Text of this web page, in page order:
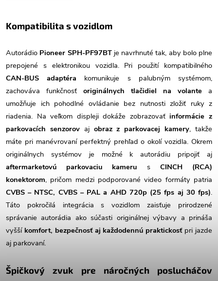
Kompatibilita s vozidlom
Autorádio Pioneer SPH-PF97BTje navrhnuté tak, aby bolo plne
prepojené s elektronikou vozidla. Pri použití kompatibilného
CAN-BUS adaptéra komunikuje s palubným systémom,
zachováva funkčnosť originálnych tlačidiel na volante a
umožňuje ich pohodlné ovládanie bez nutnosti zložiť ruky z
riadenia. Na veľkom displeji dokáže zobrazovaťinformácie z
parkovacích senzorovaj obraz z parkovacej kamery, takže
máte pri manévrovaní perfektný prehľad o okolí vozidla. Okrem
originálnych systémov je možné k autorádiu pripojiť aj
aftermarketovú parkovaciu kameru s CINCH (RCA)
konektorom, pričom medzi podporované video formáty patria
CVBS – NTSC, CVBS – PAL a AHD 720p (25 fps aj 30 fps).
Táto pokročilá integrácia s vozidlom zaisťuje prirodzené
správanie autorádia ako súčasti originálnej výbavy a prináša
vyšší komfort, bezpečnosť aj každodennú praktickosťpri jazde
aj parkovaní.
Špičkový zvuk pre náročných poslucháčov